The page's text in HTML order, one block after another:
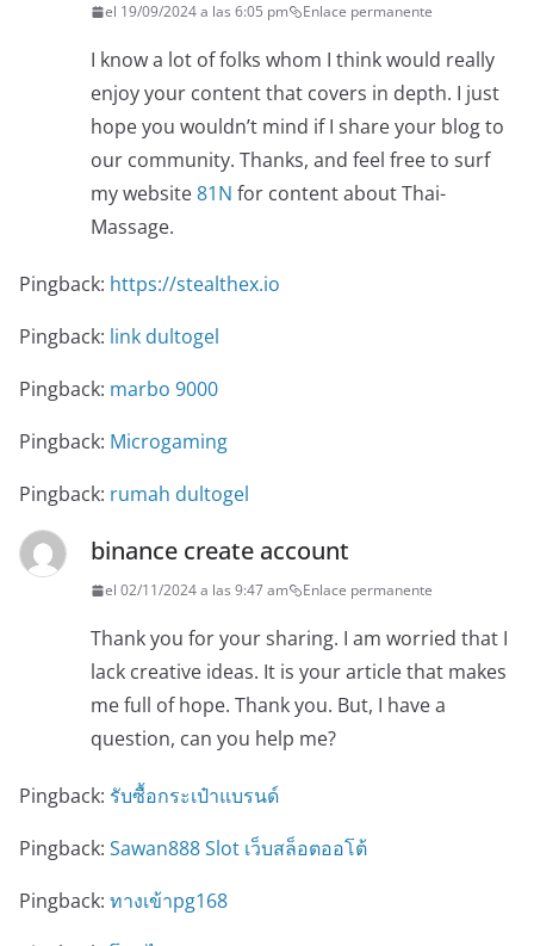
el 19/09/2024 a las 6:05 pm Enlace permanente
I know a lot of folks whom I think would really
enjoy your content that covers in depth. I just
hope you wouldn’t mind if I share your blog to
our community. Thanks, and feel free to surf
my website81N for content about Thai-
Massage.
Pingback: https://stealthex.io
Pingback: link dultogel
Pingback: marbo 9000
Pingback: Microgaming
Pingback: rumah dultogel
binance create account
el 02/11/2024 a las 9:47 am Enlace permanente
Thank you for your sharing. I am worried that I
lack creative ideas. It is your article that makes
me full of hope. Thank you. But, I have a
question, can you help me?
Pingback: รับซื้อกระเป๋าแบรนด์
Pingback: Sawan888 Slot เว็บสล็อตออโต้
Pingback: ทางเข้าpg168